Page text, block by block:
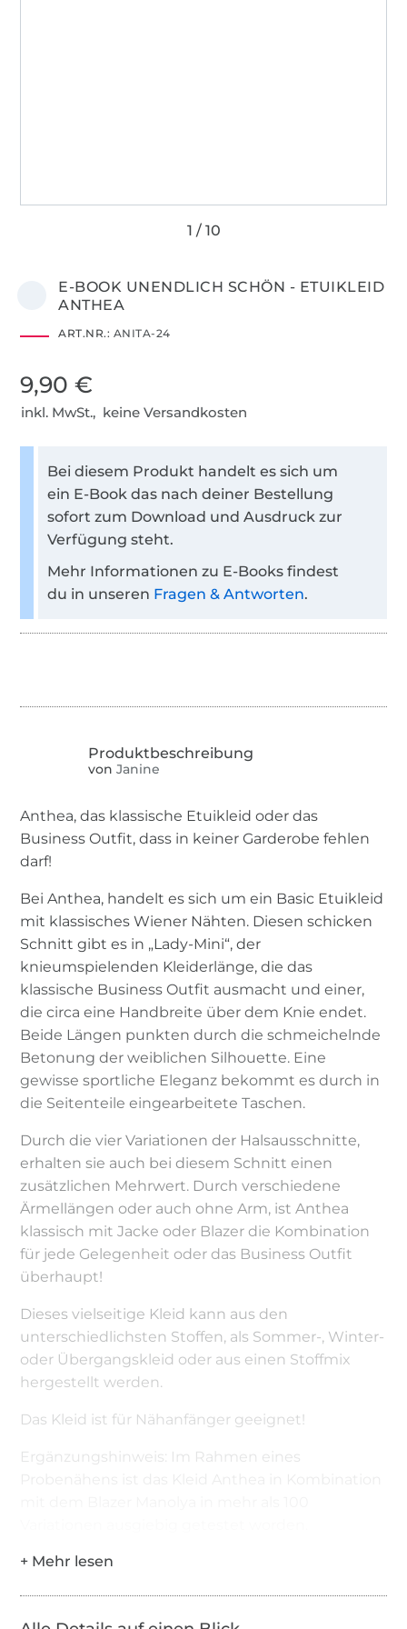
E-BOOK UNENDLICH SCHÖN - ETUIKLEID
ANTHEA
ART.NR.: ANITA-24
9,90 €
inkl. MwSt., keine Versandkosten
Bei diesem Produkt handelt es sich um
ein E-Book das nach deiner Bestellung
sofort zum Download und Ausdruck zur
Verfügung steht.
Mehr Informationen zu E-Books findest
du in unseren Fragen & Antworten.
von Janine
Anthea, das klassische Etuikleid oder das
Business Outfit, dass in keiner Garderobe fehlen
darf!
Bei Anthea, handelt es sich um ein Basic Etuikleid
mit klassisches Wiener Nähten. Diesen schicken
Schnitt gibt es in „Lady-Mini“, der
knieumspielenden Kleiderlänge, die das
klassische Business Outfit ausmacht und einer,
die circa eine Handbreite über dem Knie endet.
Beide Längen punkten durch die schmeichelnde
Betonung der weiblichen Silhouette. Eine
gewisse sportliche Eleganz bekommt es durch in
die Seitenteile eingearbeitete Taschen.
Durch die vier Variationen der Halsausschnitte,
erhalten sie auch bei diesem Schnitt einen
zusätzlichen Mehrwert. Durch verschiedene
Ärmellängen oder auch ohne Arm, ist Anthea
klassisch mit Jacke oder Blazer die Kombination
für jede Gelegenheit oder das Business Outfit
überhaupt!
Dieses vielseitige Kleid kann aus den
unterschiedlichsten Stoffen, als Sommer-, Winter-
oder Übergangskleid oder aus einen Stoffmix
hergestellt werden.
Das Kleid ist für Nähanfänger geeignet!
Ergänzungshinweis: Im Rahmen eines
Hier findest du das Add on
Fazit: Außer als klassisches Business Outfit wird